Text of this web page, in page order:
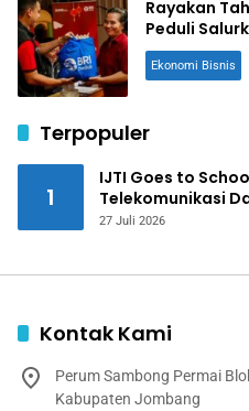
Rayakan
Peduli
Ekonomi Bisnis
Terpopuler
1
IJTI Goes to
Telekomunikasi
Jurnalistik Digital
27 Juli 2026
Kontak Kami
Perum Sambong Permai
Kabupaten Jombang